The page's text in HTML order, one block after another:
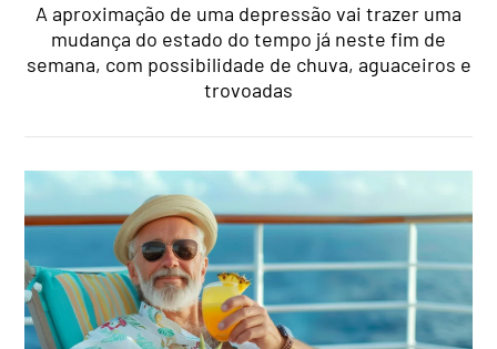
A aproximação de uma depressão vai trazer uma
mudança do estado do tempo já neste fim de
semana, com possibilidade de chuva, aguaceiros e
trovoadas